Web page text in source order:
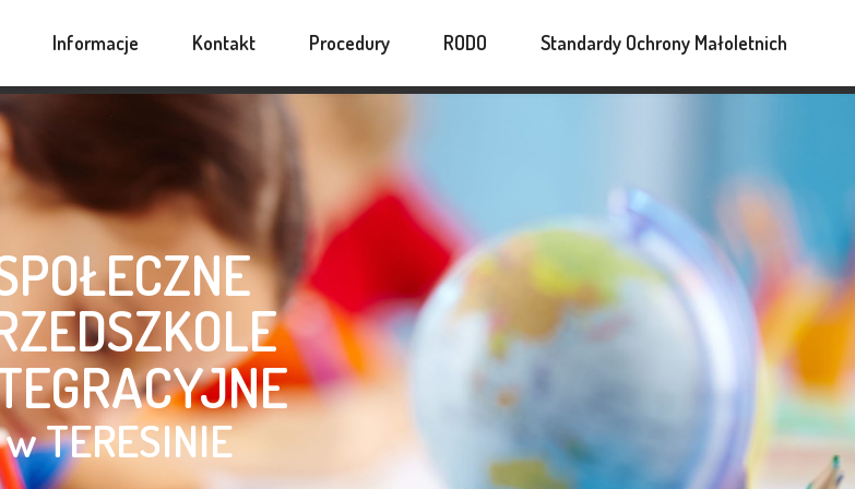
Informacje Kontakt Procedury RODO Standardy Ochrony Małoletnich